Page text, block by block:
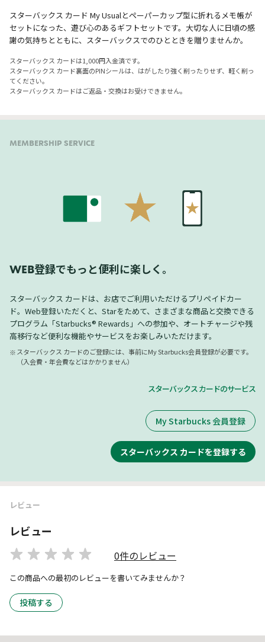
スターバックス カード My Usualとペーパーカップ型に折れるメモ帳が
セットになった、遊び心のあるギフトセットです。大切な人に日頃の感
謝の気持ちとともに、スターバックスでのひとときを贈りませんか。
スターバックス カードは1,000円入金済です。
スターバックス カード裏面のPINシールは、はがしたり強く削ったりせず、軽く削っ
てください。
スターバックス カードはご返品・交換はお受けできません。
MEMBERSHIP SERVICE
WEB登録でもっと便利に楽しく。
スターバックス カードは、お店でご利用いただけるプリペイドカー
ド。Web登録いただくと、Starをためて、さまざまな商品と交換できる
プログラム「Starbucks® Rewards」への参加や、オートチャージや残
高移行など便利な機能やサービスをお楽しみいただけます。
スターバックス カードのご登録には、事前にMy Starbucks会員登録が必要です。
（入会費・年会費などはかかりません）
スターバックス カードのサービス
My Starbucks 会員登録
スターバックス カードを登録する
レビュー
レビュー
0件のレビュー
この商品への最初のレビューを書いてみませんか？
投稿する